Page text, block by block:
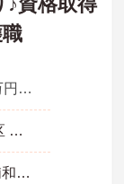
月収 26.5万円～29.5万円程度（諸手当込み）／介護福祉士
埼玉県 さいたま市緑区 道祖土1-7-39
ＪＲ京浜東北線「北浦和駅」バス・車6分